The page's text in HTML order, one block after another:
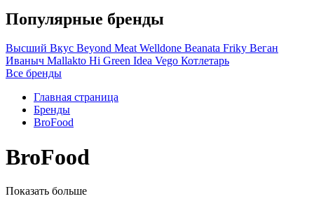
Популярные бренды
Высший Вкус Beyond MeatWelldone Beanata Friky Веган
Иваныч Mallakto Hi Green Idea Vego Котлетарь
Все бренды
Главная страница
Бренды
BroFood
BroFood
Показать больше